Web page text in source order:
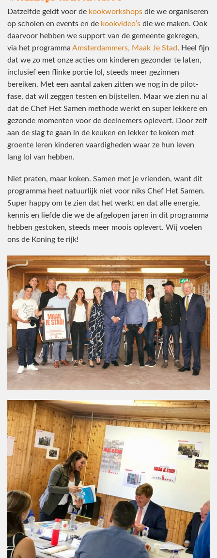
Datzelfde geldt voor de kookworkshops die we organiseren
op scholen en events en de kookvideo’s die we maken. Ook
daarvoor hebben we support van de gemeente gekregen,
via het programma Amsterdammers, Maak Je Stad. Heel fijn
dat we zo met onze acties om kinderen gezonder te laten,
inclusief een flinke portie lol, steeds meer gezinnen
bereiken. Met een aantal zaken zitten we nog in de pilot-
fase, dat wil zeggen testen en bijstellen. Maar we zien nu al
dat de Chef Het Samen methode werkt en super lekkere en
gezonde momenten voor de deelnemers oplevert. Door zelf
aan de slag te gaan in de keuken en lekker te koken met
groente leren kinderen vaardigheden waar ze hun leven
lang lol van hebben.
Niet praten, maar koken. Samen met je vrienden, want dit
programma heet natuurlijk niet voor niks Chef Het Samen.
Super happy om te zien dat het werkt en dat alle energie,
kennis en liefde die we de afgelopen jaren in dit programma
hebben gestoken, steeds meer moois oplevert. Wij voelen
ons de Koning te rijk!